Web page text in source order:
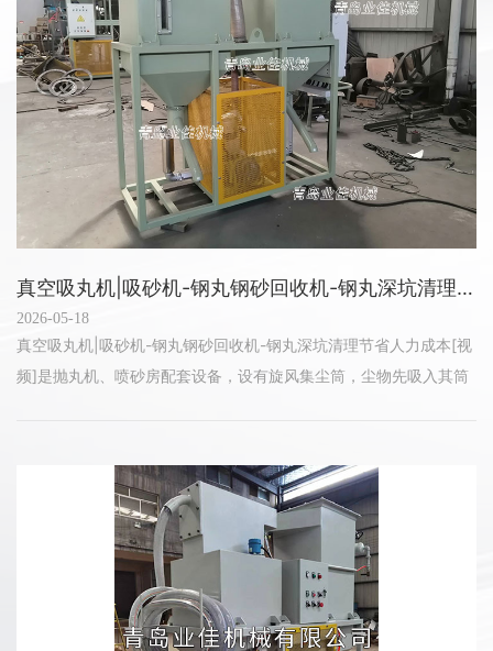
真空吸丸机|吸砂机-钢丸钢砂回收机-钢丸深坑清理节省人力成本[视频]
2026-05-18
真空吸丸机|吸砂机-钢丸钢砂回收机-钢丸深坑清理节省人力成本[视
频]是抛丸机、喷砂房配套设备，设有旋风集尘筒，尘物先吸入其筒